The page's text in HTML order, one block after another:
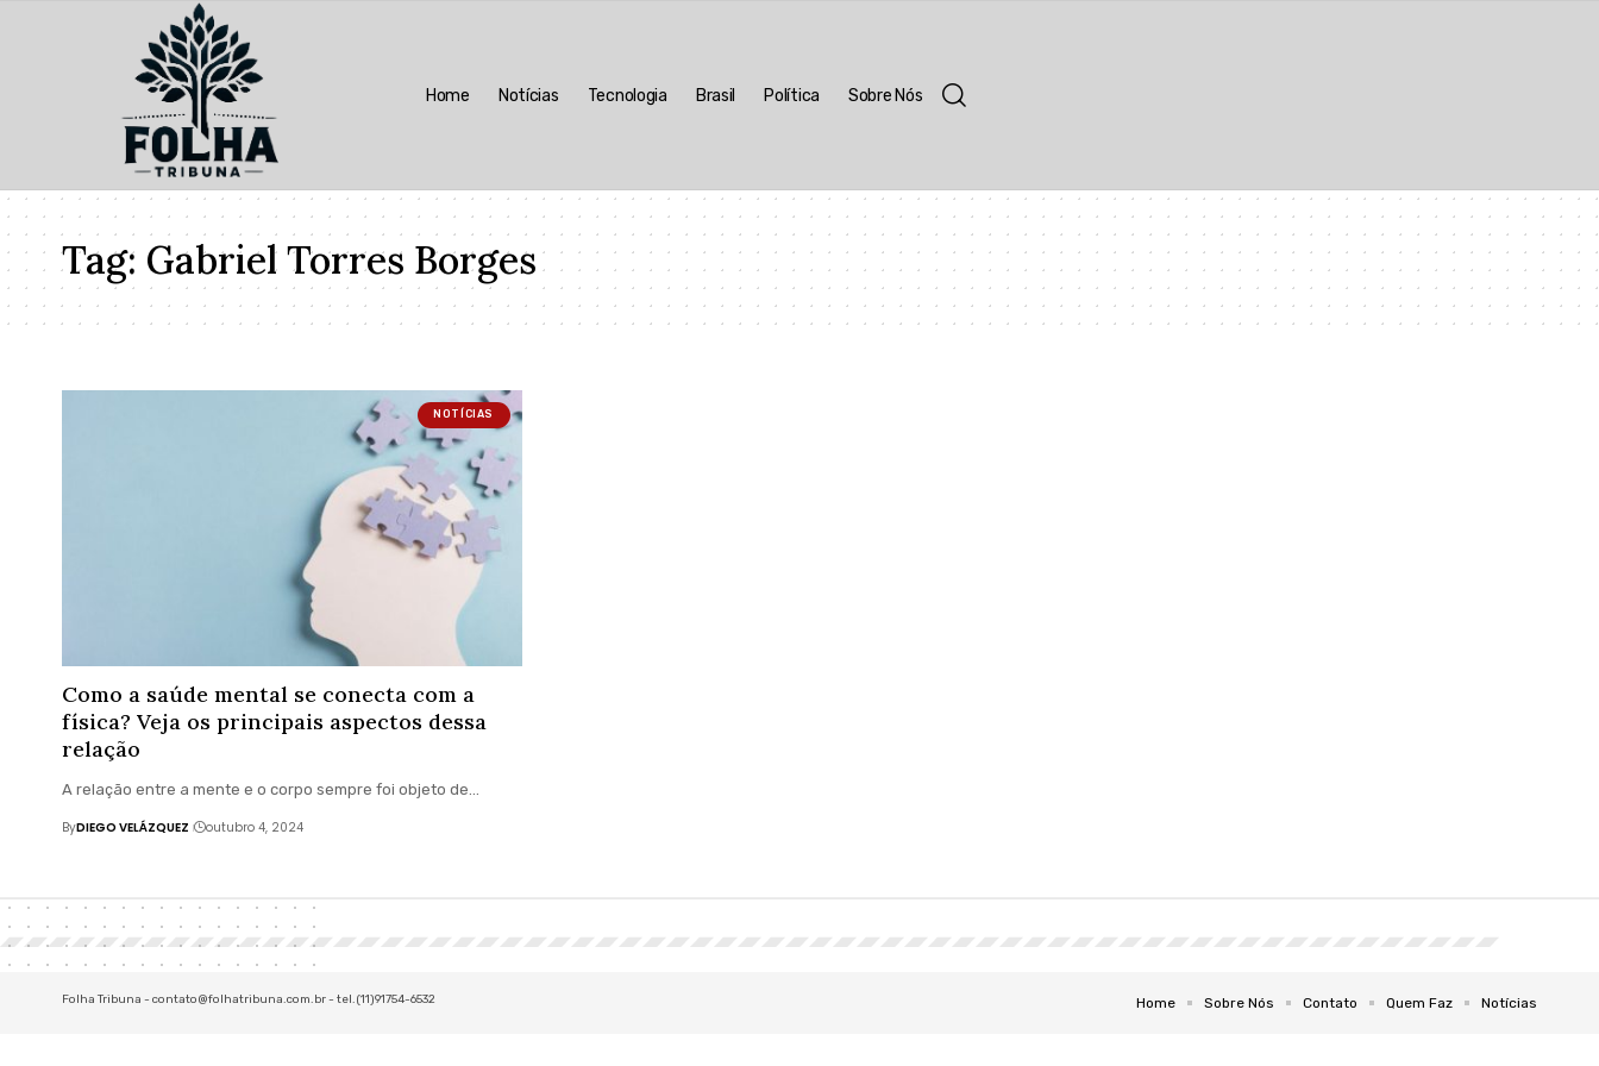
Home Notícias Tecnologia Brasil Política Sobre Nós
Tag: Gabriel Torres Borges
NOTÍCIAS
Como a saúde mental se conecta com a
física? Veja os principais aspectos dessa
relação
A relação entre a mente e o corpo sempre foi objeto de…
ByDIEGO VELÁZQUEZ outubro 4, 2024
Folha Tribuna - contato@folhatribuna.com.br- tel.(11)91754-6532 Home Sobre Nós Contato Quem Faz Notícias